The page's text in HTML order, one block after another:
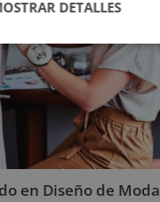
en Diseño de Moda
DETALLES